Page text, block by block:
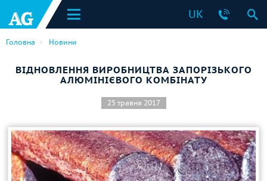
UK
Головна Новини
ВІДНОВЛЕННЯ ВИРОБНИЦТВА ЗАПОРІЗЬКОГО
АЛЮМІНІЄВОГО КОМБІНАТУ
25 травня 2017